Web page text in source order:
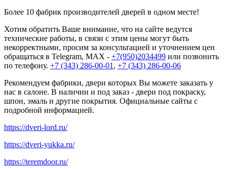
Более 10 фабрик производителей дверей в одном месте!
Хотим обратить Ваше внимание, что на сайте ведутся
технические работы, в связи с этим цены могут быть
некорректными, просим за консультацией и уточнением цен
обращаться в Telegram, MAX - +7(950)2034499 или позвонить
по телефону. +7 (343) 286-00-01 , +7 (343) 286-00-06
Рекомендуем фабрики, двери которых Вы можете заказать у
нас в салоне. В наличии и под заказ - двери под покраску,
шпон, эмаль и другие покрытия. Официальные сайты с
подробной информацией.
https://dveri-lord.ru/
https://dveri-yukka.ru/
https://teremdoor.ru/